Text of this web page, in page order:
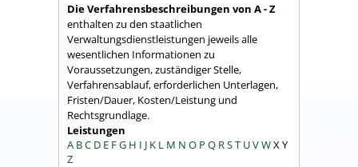
Die Verfahrensbeschreibungen von A - Z
enthalten zu den staatlichen
Verwaltungsdienstleistungen jeweils alle
wesentlichen Informationen zu
Voraussetzungen, zuständiger Stelle,
Verfahrensablauf, erforderlichen Unterlagen,
Fristen/Dauer, Kosten/Leistung und
Rechtsgrundlage.
Leistungen
A BC D E FG H I J K L M N O P Q RST UVWX Y
Z